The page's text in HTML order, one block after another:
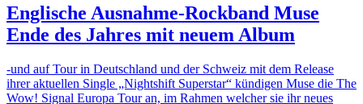
Englische Ausnahme-Rockband Muse
Ende des Jahres mit neuem Album
-und auf Tour in Deutschland und der Schweiz mit dem Release
ihrer aktuellen Single „Nightshift Superstar“ kündigen Muse die The
Wow! Signal Europa Tour an, im Rahmen welcher sie ihr neues